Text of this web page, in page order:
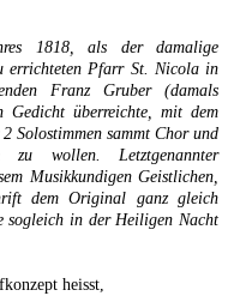
1818, als der damalige
errichteten Pfarr St. Nicola in
Franz Gruber (damals
Gedicht überreichte, mit dem
Solostimmen sammt Chor und
zu wollen. Letztgenannter
Musikkundigen Geistlichen,
dem Original ganz gleich
sogleich in der Heiligen Nacht
heisst,